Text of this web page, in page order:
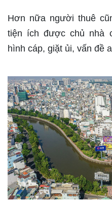
Hơn nữa người thuê
tiện ích được chủ nhà
hình cáp, giặt ủi, vấn đề